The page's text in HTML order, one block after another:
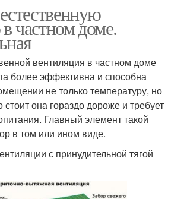
частном доме.
вентиляция в частном доме
более эффективна и способна
не только температуру, но
она гораздо дороже и требует
Главный элемент такой
в том или ином виде.
с принудительной тягой